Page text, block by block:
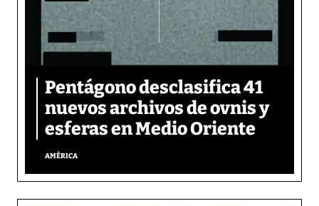
Pentágono desclasifica 41
nuevos archivos de ovnis y
esferas en Medio Oriente
AMÉRICA